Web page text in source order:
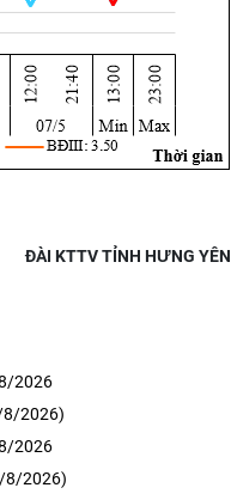
ĐÀI KTTV TỈNH HƯNG YÊN
2026
8/2026)
2026
8/2026)